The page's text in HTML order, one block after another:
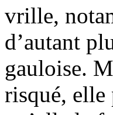
vrille,
d’autant
gauloise.
risqué, elle